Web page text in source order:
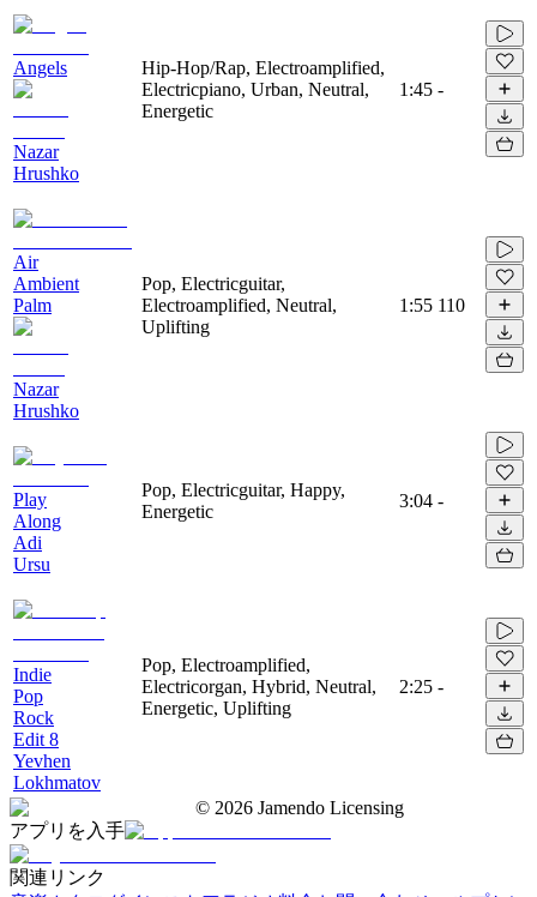
Angels
Nazar
Hrushko
Hip-Hop/Rap, Electroamplified,
Electricpiano, Urban, Neutral,
Energetic
1:45 -
Air
Ambient
Palm
Nazar
Hrushko
Pop, Electricguitar,
Electroamplified, Neutral,
Uplifting
1:55 110
Play
Along
Adi
Ursu
Pop, Electricguitar, Happy,
Energetic
3:04 -
Indie
Pop
Rock
Edit 8
Yevhen
Lokhmatov
Pop, Electroamplified,
Electricorgan, Hybrid, Neutral,
Energetic, Uplifting
2:25 -
© 2026 Jamendo Licensing
アプリを入手
関連リンク